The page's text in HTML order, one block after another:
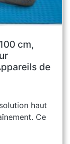
cm,
de
haut
Ce